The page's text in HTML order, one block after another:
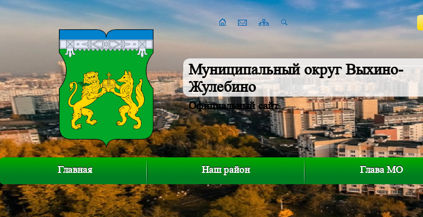
Муниципальный округ Выхино-
Жулебино
Официальный сайт
Главная Наш район Глава МО